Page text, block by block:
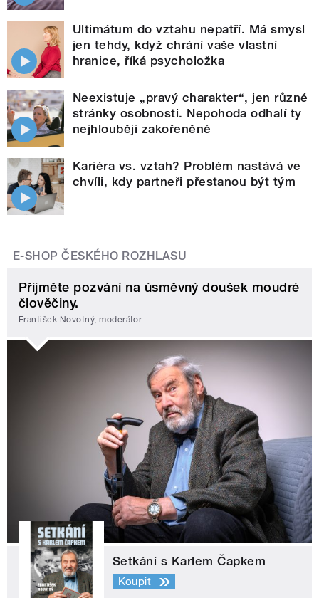
Ultimátum do vztahu nepatří. Má smysl
jen tehdy, když chrání vaše vlastní
hranice, říká psycholožka
Neexistuje „pravý charakter“, jen různé
stránky osobnosti. Nepohoda odhalí ty
nejhlouběji zakořeněné
Kariéra vs. vztah? Problém nastává ve
chvíli, kdy partneři přestanou být tým
E-SHOP ČESKÉHO ROZHLASU
Přijměte pozvání na úsměvný doušek moudré
člověčiny.
František Novotný, moderátor
Setkání s Karlem Čapkem
Koupit